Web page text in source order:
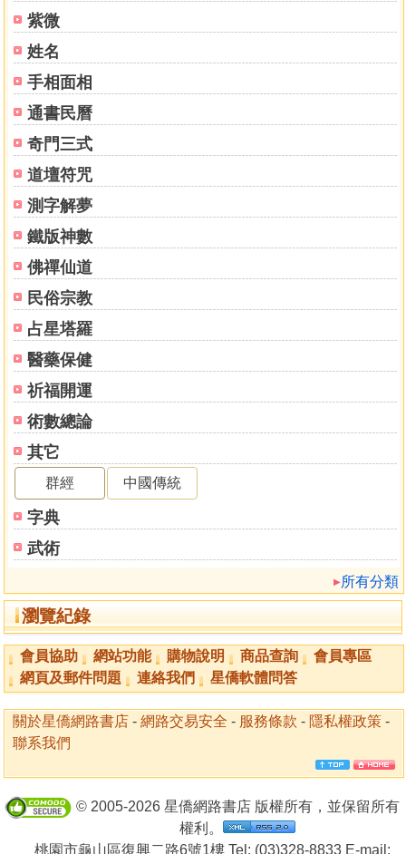
紫微
姓名
手相面相
通書民曆
奇門三式
道壇符咒
測字解夢
鐵版神數
佛禪仙道
民俗宗教
占星塔羅
醫藥保健
祈福開運
術數總論
其它
群經 中國傳統
字典
武術
所有分類
瀏覽紀錄
會員協助 網站功能 購物說明 商品查詢
會員專區
網頁及郵件問題
連絡我們 星僑軟體問答
關於星僑網路書店 - 網路交易安全 - 服務條款 - 隱私權政策 -
聯系我們
© 2005-2026 星僑網路書店 版權所有，並保留所有
權利。
桃園市龜山區復興二路6號1樓 Tel: (03)328-8833 E-mail: